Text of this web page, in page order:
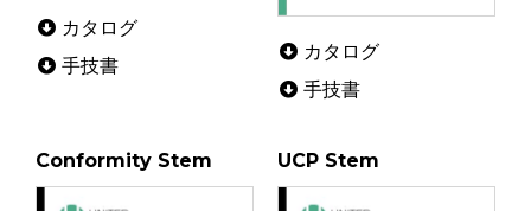
カタログ
手技書
カタログ
手技書
Conformity Stem UCP Stem